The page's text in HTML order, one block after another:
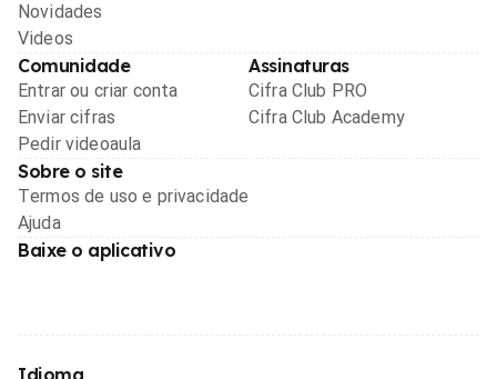
Novidades
Videos
Comunidade
Entrar ou criar conta
Enviar cifras
Pedir videoaula
Assinaturas
Cifra Club PRO
Cifra Club Academy
Sobre o site
Termos de uso e privacidade
Ajuda
Baixe o aplicativo
Idioma